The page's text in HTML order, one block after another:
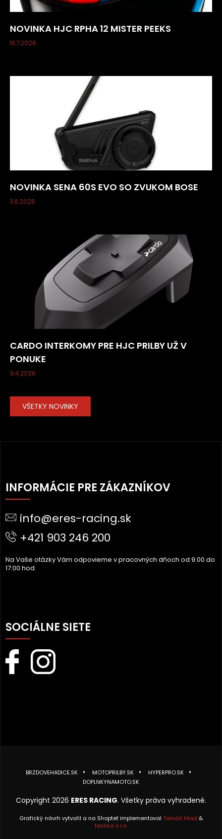
NOVINKA HJC RPHA 12 MISTER PEEKS
16.7.2026
NOVINKA SENA 60S EVO SO ZVUKOM BOSE
3.6.2026
CARDO INTERKOMY PRE HJC PRILBY UŽ V
PONUKE
9.4.2026
VŠETKY NOVINKY
Á
P
T
INFORMÁCIE PRE ZÁKAZNÍKOV
info@eres-racing.sk
+421 903 246 200
Na Vaše otázky Vám odpovieme v pracovných dňoch od 9:00 do
17:00 hod.
SOCIÁLNE SIETE
BRZDOVEHADICE.SK MOTOPRILBY.SK
HYPERPRO.SK
DOPLNKYNAMOTO.SK
Copyright 2026 ERES RACING. Všetky práva vyhradené.
Grafický návrh vytvořil a na Shoptet implementoval Tomáš Hlad &
techka s.r.o.